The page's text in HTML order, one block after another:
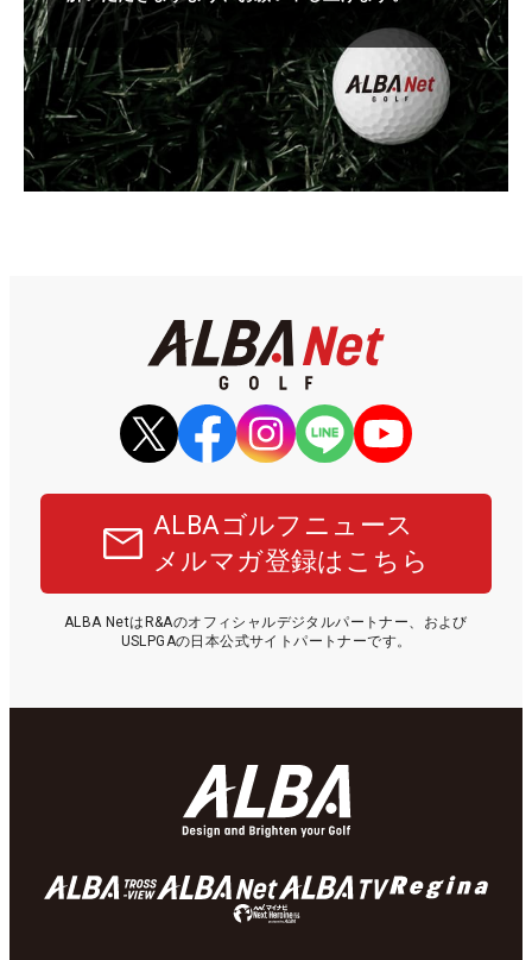
ALBAゴルフニュース
メルマガ登録はこちら
ALBA NetはR&Aのオフィシャルデジタルパートナー、および
USLPGAの日本公式サイトパートナーです。